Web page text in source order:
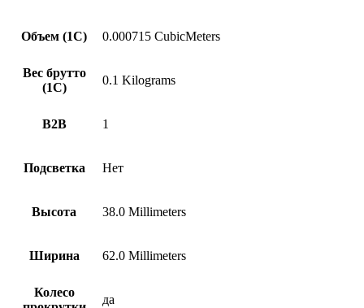
Объем (1С) 0.000715 CubicMeters
Вес брутто
(1С)
0.1 Kilograms
B2B 1
Подсветка Нет
Высота 38.0 Millimeters
Ширина 62.0 Millimeters
Колесо
да